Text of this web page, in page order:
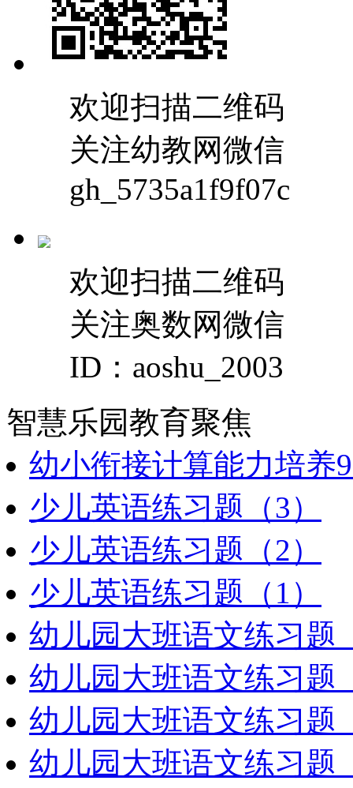
欢迎扫描二维码
关注幼教网微信
gh_5735a1f9f07c
欢迎扫描二维码
关注奥数网微信
ID：aoshu_2003
智慧乐园教育聚焦
幼小衔接计算能力培养
少儿英语练习题（3）
少儿英语练习题（2）
少儿英语练习题（1）
幼儿园大班语文练习题
幼儿园大班语文练习题
幼儿园大班语文练习题
幼儿园大班语文练习题